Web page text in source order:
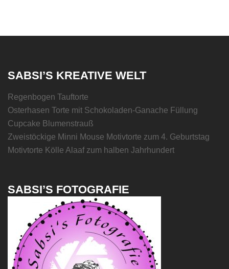
SABSI’S KREATIVE WELT
Regenbogen Tauftorte
Osterhasen Torte mit Schokoladen-Ganache Füllung
Cupcake Blumenstrauß
Zweistöckige Minni Mouse Motivtorte zum 4. Geburtstag
Motivtorte Kölle Alaaf zum halben Jahrhundert
SABSI’S FOTOGRAFIE